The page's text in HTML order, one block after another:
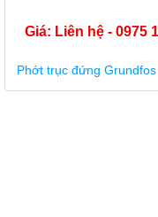
- 0936 995